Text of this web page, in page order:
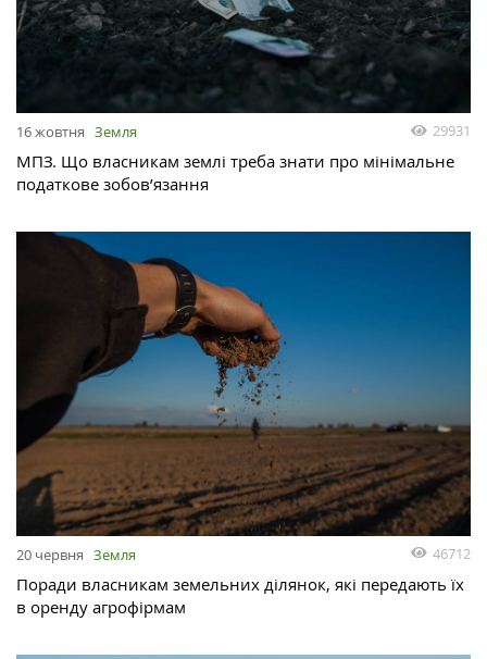
16 жовтня Земля 29931
МПЗ. Що власникам землі треба знати про мінімальне
податкове зобов’язання
20 червня Земля 46712
Поради власникам земельних ділянок, які передають їх
в оренду агрофірмам